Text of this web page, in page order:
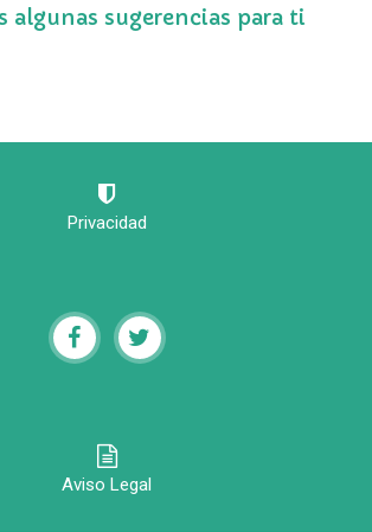
algunas sugerencias para ti
Privacidad
Aviso Legal